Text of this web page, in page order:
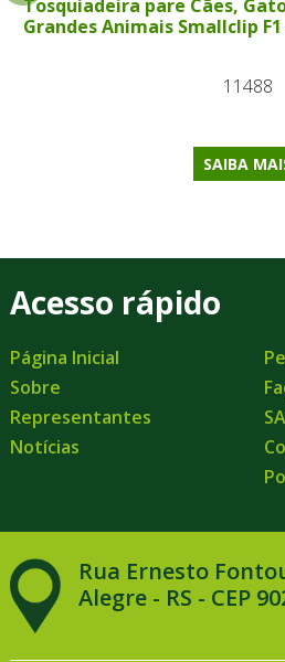
Tosquiadeira pare Cães,
Grandes Animais Smallclip
11488
SAIBA
Acesso rápido
Página Inicial
Sobre
Representantes
Notícias
Rua Ernesto
Alegre - RS - CEP